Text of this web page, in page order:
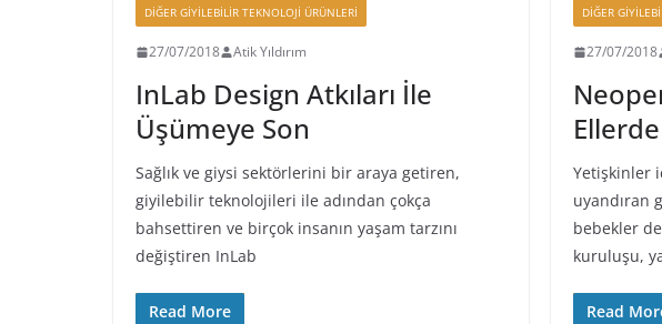
DIĞER GIYILEBILIR TEKNOLOJI ÜRÜNLERI
27/07/2018 Atik Yıldırım
InLab Design Atkıları İle
Üşümeye Son
Sağlık ve giysi sektörlerini bir araya getiren,
giyilebilir teknolojileri ile adından çokça
bahsettiren ve birçok insanın yaşam tarzını
değiştiren InLab
Read More
DIĞER
27/07/2018
Ellerde
Yetişkinler
uyandıran
bebekler
kuruluşu,
Read